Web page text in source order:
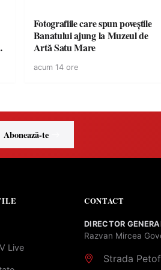
Fotografiile care spun poveștile
Banatului ajung la Muzeul de
Artă Satu Mare
acum 14 ore
Abonează-te
Live
CONTACT
DIRECTOR
Razvan Mircea
Strada